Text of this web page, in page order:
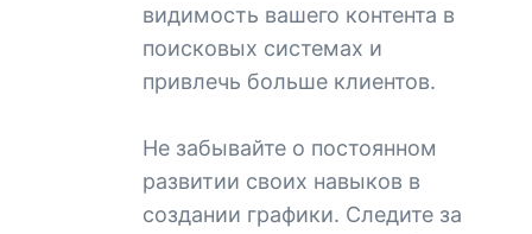
видимость вашего контента в
поисковых системах и
привлечь больше клиентов.
Не забывайте о постоянном
развитии своих навыков в
создании графики. Следите за